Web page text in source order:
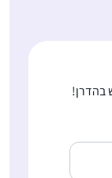
בהדרן!